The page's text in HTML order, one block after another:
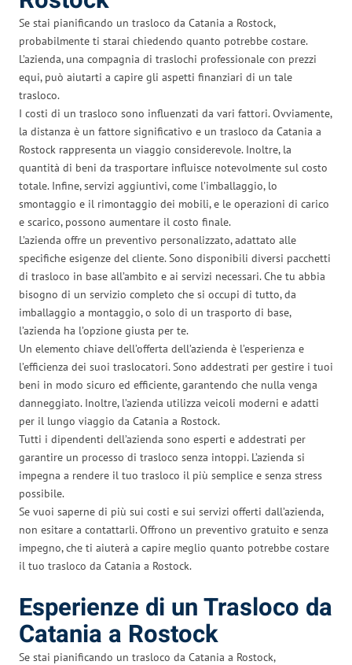
Se stai pianificando un trasloco da Catania a Rostock,
probabilmente ti starai chiedendo quanto potrebbe costare.
L’azienda, una compagnia di traslochi professionale con prezzi
equi, può aiutarti a capire gli aspetti finanziari di un tale
trasloco.
I costi di un trasloco sono influenzati da vari fattori. Ovviamente,
la distanza è un fattore significativo e un trasloco da Catania a
Rostock rappresenta un viaggio considerevole. Inoltre, la
quantità di beni da trasportare influisce notevolmente sul costo
totale. Infine, servizi aggiuntivi, come l’imballaggio, lo
smontaggio e il rimontaggio dei mobili, e le operazioni di carico
e scarico, possono aumentare il costo finale.
L’azienda offre un preventivo personalizzato, adattato alle
specifiche esigenze del cliente. Sono disponibili diversi pacchetti
di trasloco in base all’ambito e ai servizi necessari. Che tu abbia
bisogno di un servizio completo che si occupi di tutto, da
imballaggio a montaggio, o solo di un trasporto di base,
l’azienda ha l’opzione giusta per te.
Un elemento chiave dell’offerta dell’azienda è l’esperienza e
l’efficienza dei suoi traslocatori. Sono addestrati per gestire i tuoi
beni in modo sicuro ed efficiente, garantendo che nulla venga
danneggiato. Inoltre, l’azienda utilizza veicoli moderni e adatti
per il lungo viaggio da Catania a Rostock.
Tutti i dipendenti dell’azienda sono esperti e addestrati per
garantire un processo di trasloco senza intoppi. L’azienda si
impegna a rendere il tuo trasloco il più semplice e senza stress
possibile.
Se vuoi saperne di più sui costi e sui servizi offerti dall’azienda,
non esitare a contattarli. Offrono un preventivo gratuito e senza
impegno, che ti aiuterà a capire meglio quanto potrebbe costare
il tuo trasloco da Catania a Rostock.
Esperienze di un Trasloco da
Catania a Rostock
Se stai pianificando un trasloco da Catania a Rostock,